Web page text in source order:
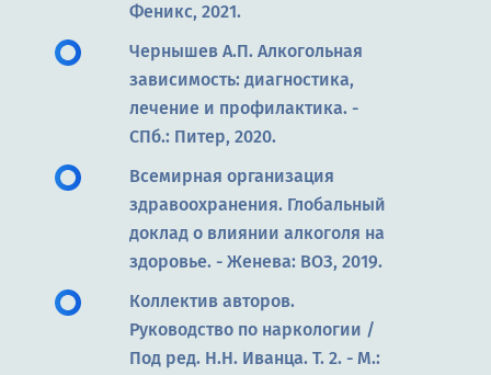
Феникс, 2021.
Чернышев А.П. Алкогольная
зависимость: диагностика,
лечение и профилактика. -
СПб.: Питер, 2020.
Всемирная организация
здравоохранения. Глобальный
доклад о влиянии алкоголя на
здоровье. - Женева: ВОЗ, 2019.
Коллектив авторов.
Руководство по наркологии /
Под ред. Н.Н. Иванца. Т. 2. - М.: